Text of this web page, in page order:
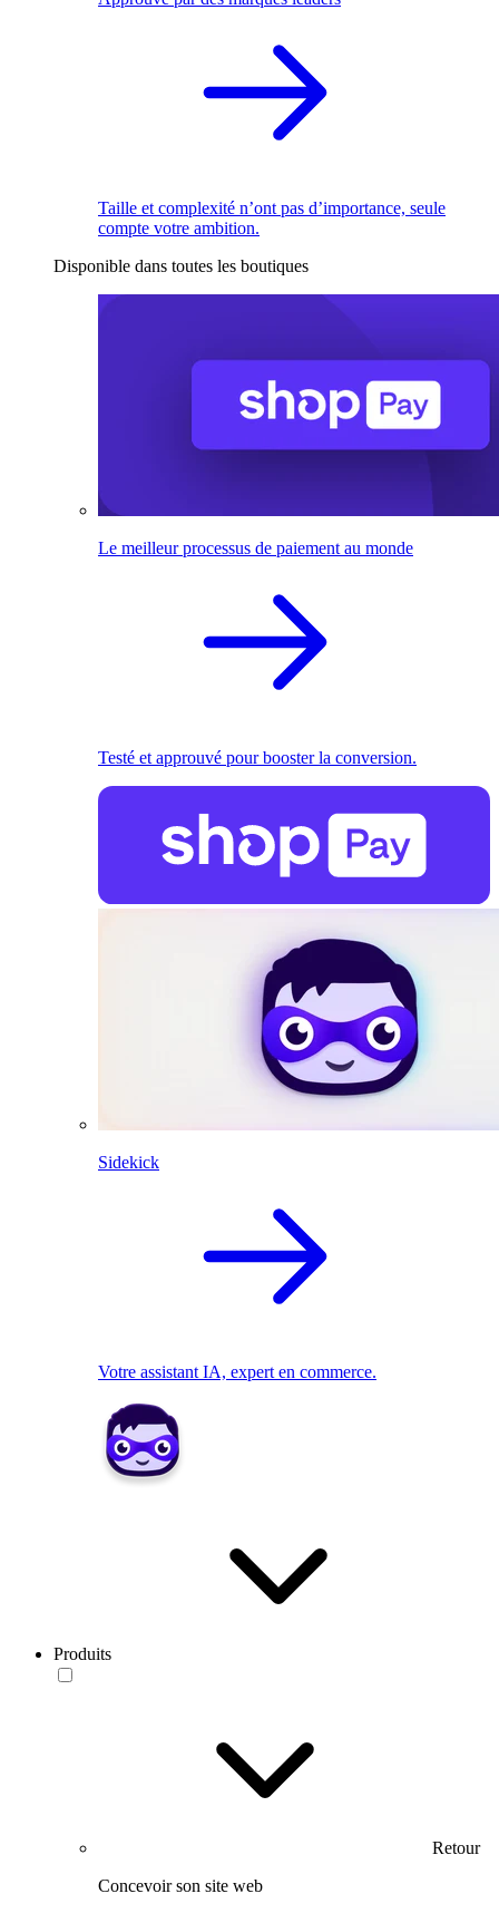
Taille et complexité n’ont pas d’importance, seule
compte votre ambition.
Disponible dans toutes les boutiques
Le meilleur processus de paiement au monde
Testé et approuvé pour booster la conversion.
Sidekick
Votre assistant IA, expert en commerce.
Produits
Retour
Concevoir son site web